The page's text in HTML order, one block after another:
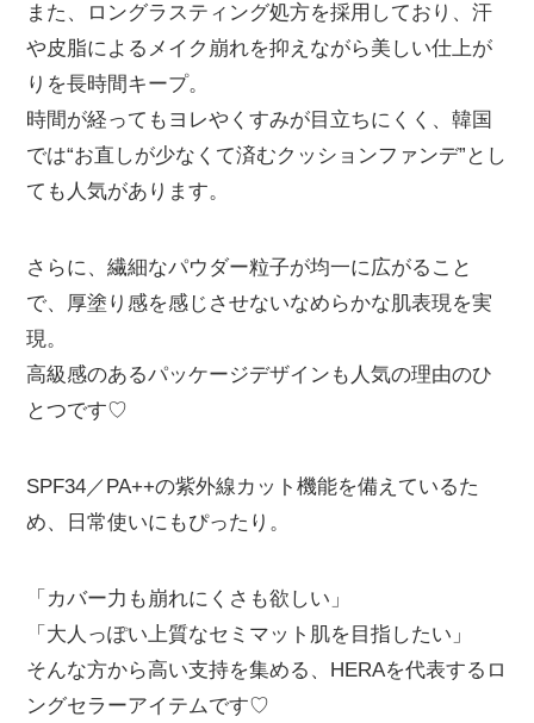
また、ロングラスティング処方を採用しており、汗
や皮脂によるメイク崩れを抑えながら美しい仕上が
りを長時間キープ。
時間が経ってもヨレやくすみが目立ちにくく、韓国
では“お直しが少なくて済むクッションファンデ”とし
ても人気があります。
さらに、繊細なパウダー粒子が均一に広がること
で、厚塗り感を感じさせないなめらかな肌表現を実
現。
高級感のあるパッケージデザインも人気の理由のひ
とつです♡
SPF34／PA++の紫外線カット機能を備えているた
め、日常使いにもぴったり。
「カバー力も崩れにくさも欲しい」
「大人っぽい上質なセミマット肌を目指したい」
そんな方から高い支持を集める、HERAを代表するロ
ングセラーアイテムです♡